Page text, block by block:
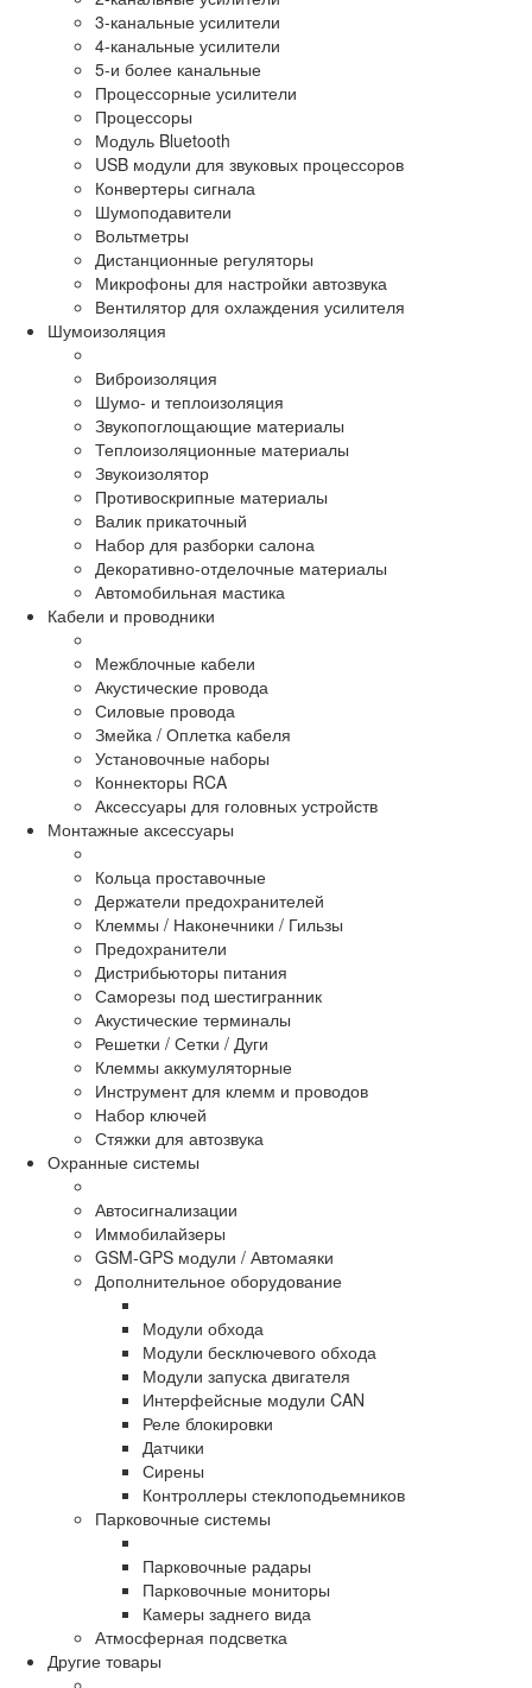
3-канальные усилители
4-канальные усилители
5-и более канальные
Процессорные усилители
Процессоры
Модуль Bluetooth
USB модули для звуковых процессоров
Конвертеры сигнала
Шумоподавители
Вольтметры
Дистанционные регуляторы
Микрофоны для настройки автозвука
Вентилятор для охлаждения усилителя
Шумоизоляция
Виброизоляция
Шумо- и теплоизоляция
Звукопоглощающие материалы
Теплоизоляционные материалы
Звукоизолятор
Противоскрипные материалы
Валик прикаточный
Набор для разборки салона
Декоративно-отделочные материалы
Автомобильная мастика
Кабели и проводники
Межблочные кабели
Акустические провода
Силовые провода
Змейка / Оплетка кабеля
Установочные наборы
Коннекторы RCA
Аксессуары для головных устройств
Монтажные аксессуары
Кольца проставочные
Держатели предохранителей
Клеммы / Наконечники / Гильзы
Предохранители
Дистрибьюторы питания
Саморезы под шестигранник
Акустические терминалы
Решетки / Сетки / Дуги
Клеммы аккумуляторные
Инструмент для клемм и проводов
Набор ключей
Стяжки для автозвука
Охранные системы
Автосигнализации
Иммобилайзеры
GSM-GPS модули / Автомаяки
Дополнительное оборудование
Модули обхода
Модули бесключевого обхода
Модули запуска двигателя
Интерфейсные модули CAN
Реле блокировки
Датчики
Сирены
Контроллеры стеклоподьемников
Парковочные системы
Парковочные радары
Парковочные мониторы
Камеры заднего вида
Атмосферная подсветка
Другие товары